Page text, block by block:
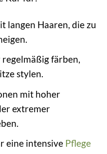
langen Haaren, die zu
färben,
stylen.
mit hoher
extremer
eine intensive Pflege